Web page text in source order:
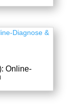
Online-